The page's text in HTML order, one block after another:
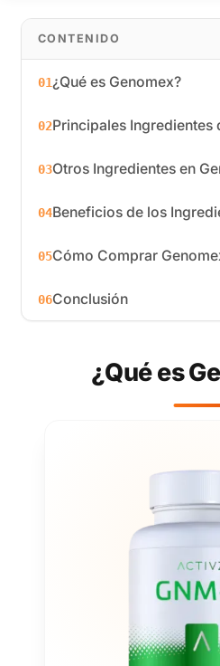
CONTENIDO
01¿Qué es Genomex?
02Principales Ingredientes
03Otros Ingredientes en
04Beneficios de los
05Cómo Comprar
06Conclusión
¿Qué es